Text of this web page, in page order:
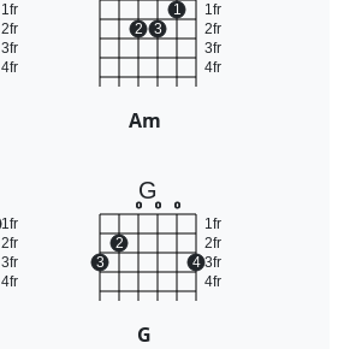
1fr
2fr
3fr
4fr
1fr
2fr
3fr
4fr
2 3
1
Am
1fr
2fr
3fr
4fr
G
1fr
2fr
3fr
4fr
3
2
o o o
4
G